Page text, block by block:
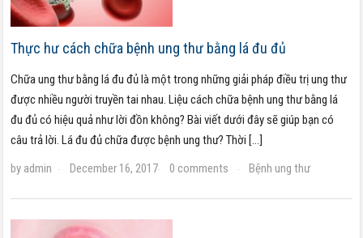
Thực hư cách chữa bệnh ung thư bằng lá đu đủ
Chữa ung thư bằng lá đu đủ là một trong những giải pháp điều trị ung thư
được nhiều người truyền tai nhau. Liệu cách chữa bệnh ung thư bằng lá
đu đủ có hiệu quả như lời đồn không? Bài viết dưới đây sẽ giúp bạn có
câu trả lời. Lá đu đủ chữa được bệnh ung thư? Thời […]
by admin · December 16, 2017· 0 comments · Bệnh ung thư